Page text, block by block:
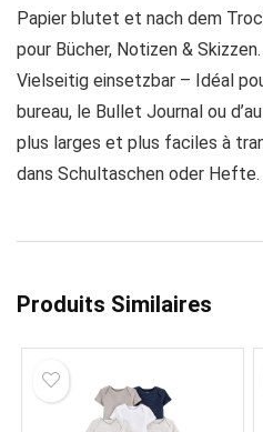
Papier blutet et nach dem
pour Bücher, Notizen & Skizzen.
Vielseitig einsetzbar – Idéal
bureau, le Bullet Journal ou
plus larges et plus faciles à
dans Schultaschen oder Hefte.
Produits Similaires